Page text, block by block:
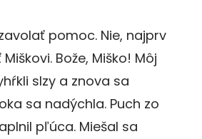
pomoc. Nie, najprv
Bože, Miško! Môj
slzy a znova sa
sa nadýchla. Puch zo
pľúca. Miešal sa